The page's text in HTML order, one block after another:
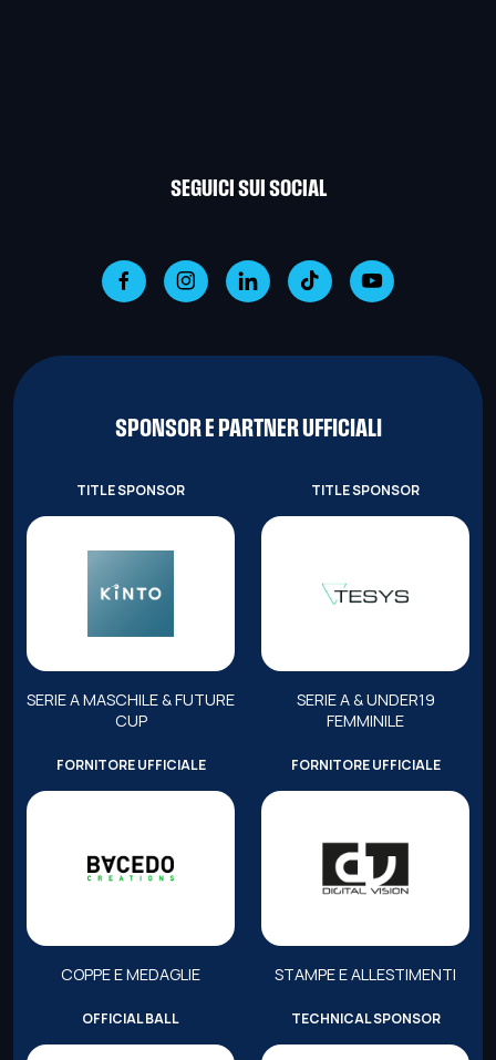
SEGUICI SUI SOCIAL
SPONSOR E PARTNER UFFICIALI
TITLE SPONSOR
SERIE A MASCHILE & FUTURE
CUP
TITLE SPONSOR
SERIE A & UNDER19
FEMMINILE
FORNITORE UFFICIALE
COPPE E MEDAGLIE
FORNITORE UFFICIALE
STAMPE E ALLESTIMENTI
OFFICIAL BALL TECHNICAL SPONSOR